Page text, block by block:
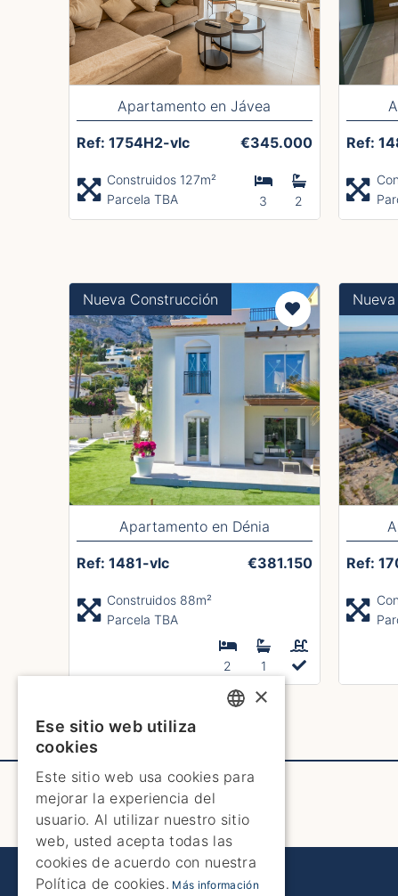
Apartamento en Jávea
Ref: 1754H2-vlc €345.000
Construidos 127m²
Parcela TBA
3 2
Ref:
Nueva Construcción
Apartamento en Dénia
Ref: 1481-vlc €381.150
Construidos 88m²
Parcela TBA
2 1
Ref:
Next Page
SPANISH
GERMAN
FRENCH
×
Ese sitio web utiliza
cookies
Este sitio web usa cookies para
mejorar la experiencia del
usuario. Al utilizar nuestro sitio
web, usted acepta todas las
cookies de acuerdo con nuestra
Política de cookies. Más información